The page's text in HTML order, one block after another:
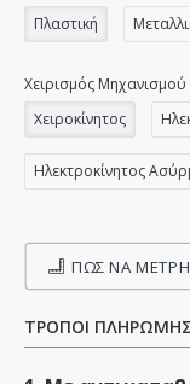
Πλαστική
Χειρισμός Μηχανισμού
Χειροκίνητος
Ηλεκτροκίνητος
ΠΩΣ ΝΑ
ΤΡΌΠΟΙ ΠΛΗΡΩΜΉΣ